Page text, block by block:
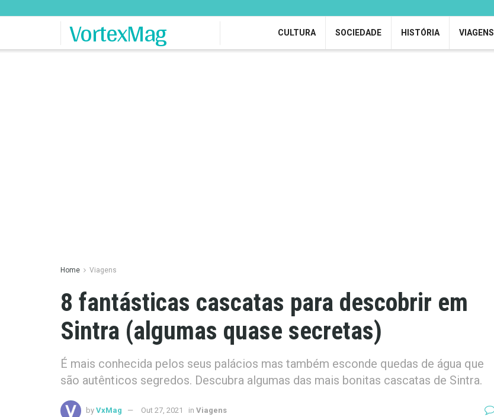
VortexMag CULTURA SOCIEDADE HISTÓRIA VIAGENS
Home Viagens
8 fantásticas cascatas para descobrir em
Sintra (algumas quase secretas)
É mais conhecida pelos seus palácios mas também esconde quedas de água que
são autênticos segredos. Descubra algumas das mais bonitas cascatas de Sintra.
by VxMag Out 27, 2021 in Viagens